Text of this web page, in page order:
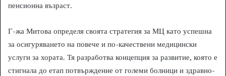
пенсионна възраст.
Г-жа Митова определя своята стратегия за МЦ като успешна
за осигуряването на повече и по-качествени медицински
услуги за хората. Тя разработва концепция за развитие, която е
стигнала до етап потвърждение от големи болници и здравно-